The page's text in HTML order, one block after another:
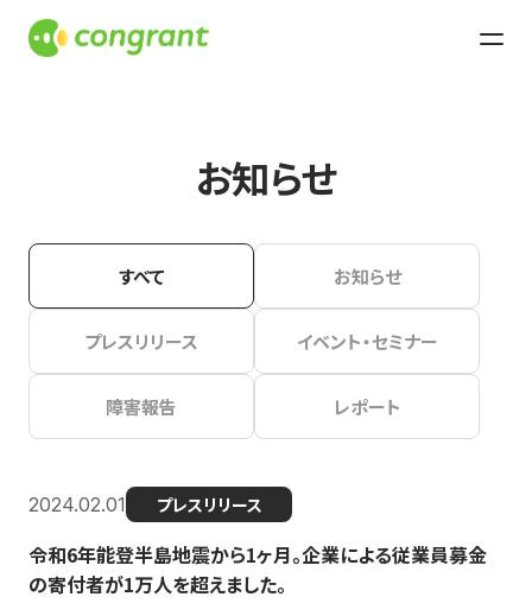
お知らせ
すべて お知らせ
プレスリリース イベント・セミナー
障害報告 レポート
2024.02.01 プレスリリース
令和6年能登半島地震から1ヶ月。企業による従業員募金
の寄付者が1万人を超えました。